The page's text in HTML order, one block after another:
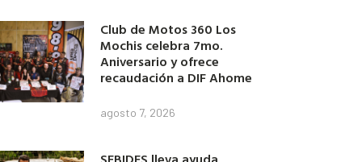
Club de Motos 360 Los
Mochis celebra 7mo.
Aniversario y ofrece
recaudación a DIF Ahome
agosto 7, 2026